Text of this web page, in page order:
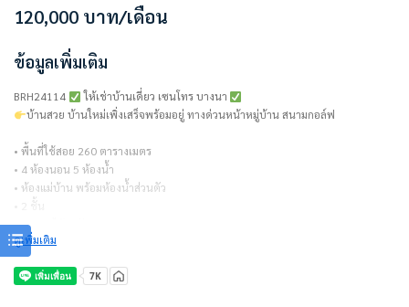
120,000 บาท/เดือน
ข้อมูลเพิ่มเติม
BRH24114
ให้เช่าบ้านเดี่ยว เซนโทร บางนา
บ้านสวย บ้านใหม่เพิ่งเสร็จพร้อมอยู่ ทางด่วนหน้าหมู่บ้าน สนามกอล์ฟ
• พื้นที่ใช้สอย 260 ตารางเมตร
• 4 ห้องนอน 5 ห้องน้ำ
• ห้องแม่บ้าน พร้อมห้องน้ำส่วนตัว
• จอดรถได้ 3 คัน
===============
สัญญาเช่า 1 ปี = 120,000 บาท/เดือน (รวมส่วนกลางแล้ว)
ไม่รวมค่าน้ำ ค่าไฟ
ดูเพิ่มเติม